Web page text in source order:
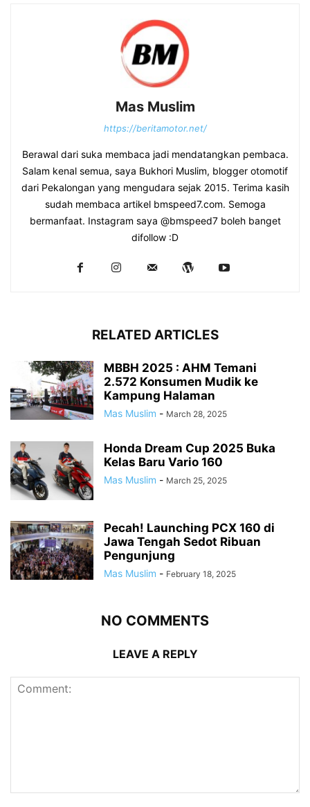
Mas Muslim
https://beritamotor.net/
Berawal dari suka membaca jadi mendatangkan pembaca.
Salam kenal semua, saya Bukhori Muslim, blogger otomotif
dari Pekalongan yang mengudara sejak 2015. Terima kasih
sudah membaca artikel bmspeed7.com. Semoga
bermanfaat. Instagram saya @bmspeed7 boleh banget
difollow :D
RELATED ARTICLES
MBBH 2025 : AHM Temani
2.572 Konsumen Mudik ke
Kampung Halaman
Mas Muslim - March 28, 2025
Honda Dream Cup 2025 Buka
Kelas Baru Vario 160
Mas Muslim - March 25, 2025
Pecah! Launching PCX 160 di
Jawa Tengah Sedot Ribuan
Pengunjung
Mas Muslim - February 18, 2025
NO COMMENTS
LEAVE A REPLY